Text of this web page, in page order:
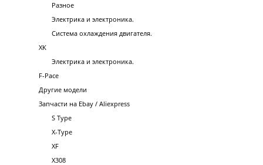
Разное
Электрика и электроника.
Система охлаждения двигателя.
XK
Электрика и электроника.
F-Pace
Другие модели
Запчасти на Ebay / Aliexpress
S Type
X-Type
XF
X308